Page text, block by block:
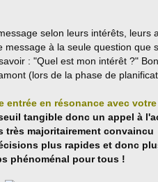
selon leurs intérêts, leurs
message à la seule question que
savoir : "Quel est mon intérêt ?"
(lors de la phase de
entrée en résonance avec
tangible donc un appel à
très majoritairement convaincu
plus rapides et donc
phénoménal pour tous !